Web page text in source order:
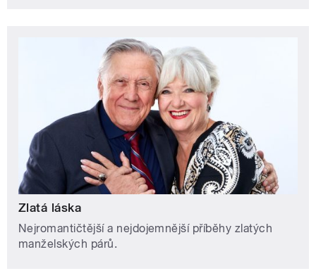
Zlatá láska
Nejromantičtější a nejdojemnější příběhy zlatých
manželských párů.